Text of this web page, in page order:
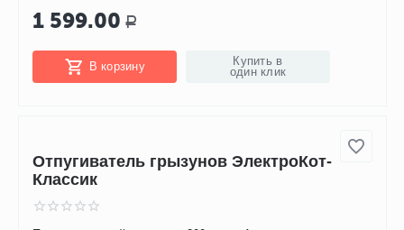
Отпугиватель земляных вредителей
Торнадо-ОЗВ.02
Площадь защиты – 2000 м². Диапазон – 400 Гц. Питание – 4
батарейки типа D. Размер – 6,7 х 6,7 х 38,5 см. Вес – 200 г.
Уровень защиты корпуса от влаги – IP67.
1 599.00